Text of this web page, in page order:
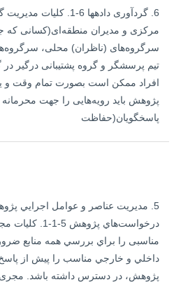
6. گردآوری داده‏ها 6-1.
مرکزی و مدیران منطقه‌ای(کسانی که
سرگروه‌های (ناظران) محلی،
تیم پرسشگر و گروه پشتیبانی درگیر در
افراد ممکن است بصورت تمام وقت و
پژوهش باید رویه‌هایی را جهت محرمانه
پاسخگویان(حفاظت
درخواست‌هاي
مناسبی را براي بررسي همه منابع
داخلي و خارجي مناسب را پیش از
پژوهش، در دسترس داشته باشد. مجری